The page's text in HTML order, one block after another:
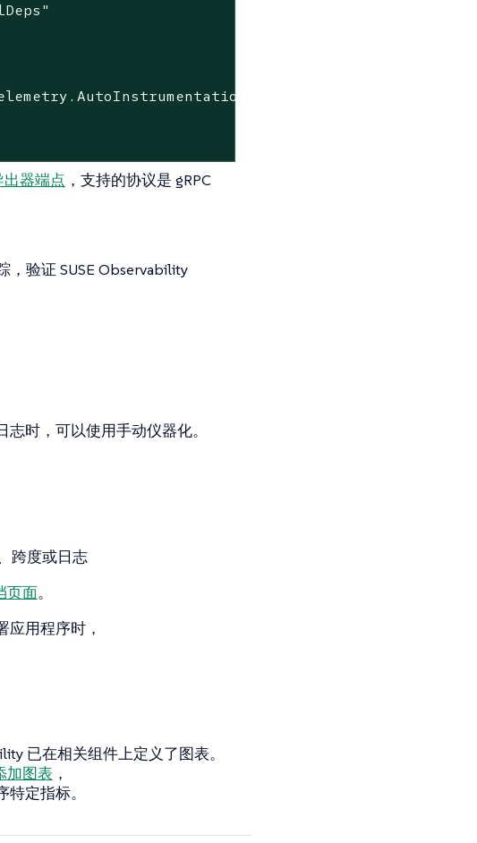
器端点 ，支持的协议是 gRPC
验证 SUSE Observability
时，可以使用手动仪器化。
跨度或日志
页面。
应用程序时，
已在相关组件上定义了图表。
加图表 ，
定指标。